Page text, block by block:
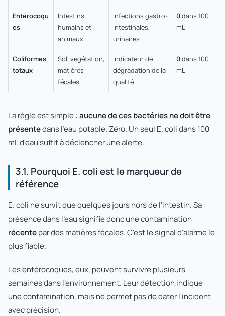
Entérocoqu
es
Intestins
humains et
animaux
Infections gastro-
intestinales,
urinaires
0dans 100
mL
Coliformes
totaux
Sol, végétation,
matières
fécales
Indicateur de
dégradation de la
qualité
0dans 100
mL
La règle est simple : aucune de ces bactéries ne doit être
présentedans l'eau potable. Zéro. Un seul E. coli dans 100
mL d'eau suffit à déclencher une alerte.
3.1. Pourquoi E. coli est le marqueur de
référence
E. coli ne survit que quelques jours hors de l'intestin. Sa
présence dans l'eau signifie donc une contamination
récentepar des matières fécales. C'est le signal d'alarme le
plus fiable.
Les entérocoques, eux, peuvent survivre plusieurs
semaines dans l'environnement. Leur détection indique
une contamination, mais ne permet pas de dater l'incident
avec précision.